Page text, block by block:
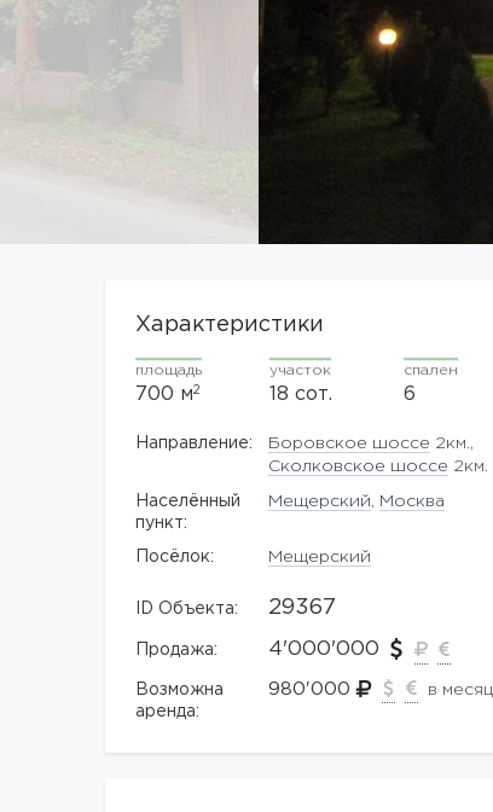
Характеристики
площадь
700 м2
участок
18 сот.
спален
6
Направление: Боровское шоссе 2км.,
Сколковское шоссе 2км.
Населённый
пункт:
Мещерский Москва
Посёлок: Мещерский
ID Объекта: 29367
Продажа: 4'000'000
Возможна
аренда:
980'000 в месяц